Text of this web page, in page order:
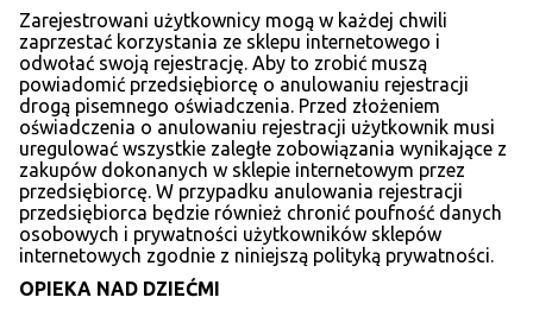
Zarejestrowani użytkownicy mogą w każdej chwili
zaprzestać korzystania ze sklepu internetowego i
odwołać swoją rejestrację. Aby to zrobić muszą
powiadomić przedsiębiorcę o anulowaniu rejestracji
drogą pisemnego oświadczenia. Przed złożeniem
oświadczenia o anulowaniu rejestracji użytkownik musi
uregulować wszystkie zaległe zobowiązania wynikające z
zakupów dokonanych w sklepie internetowym przez
przedsiębiorcę. W przypadku anulowania rejestracji
przedsiębiorca będzie również chronić poufność danych
osobowych i prywatności użytkowników sklepów
internetowych zgodnie z niniejszą polityką prywatności.
OPIEKA NAD DZIEĆMI